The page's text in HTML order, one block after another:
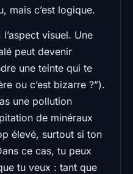
mais c’est logique.
visuel. Une
peut devenir
une teinte qui te
ou c’est bizarre ?”).
une pollution
de minéraux
élevé, surtout si ton
ce cas, tu peux
tu veux : tant que